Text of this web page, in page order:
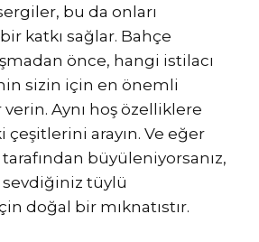
bu da onları
katkı sağlar. Bahçe
önce, hangi istilacı
sizin için en önemli
Aynı hoş özelliklere
arayın. Ve eğer
büyüleniyorsanız,
tüylü
doğal bir mıknatıstır.